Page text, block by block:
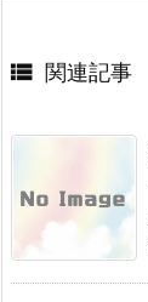
 関連記事